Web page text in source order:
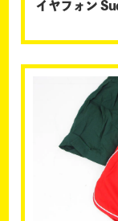
イヤフォン